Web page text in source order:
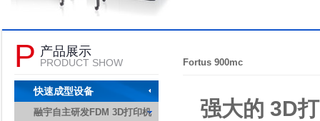
产品展示
P PRODUCT SHOW
快速成型设备
融宇自主研发FDM 3D打印机
Fortus 900mc
强大的 3D